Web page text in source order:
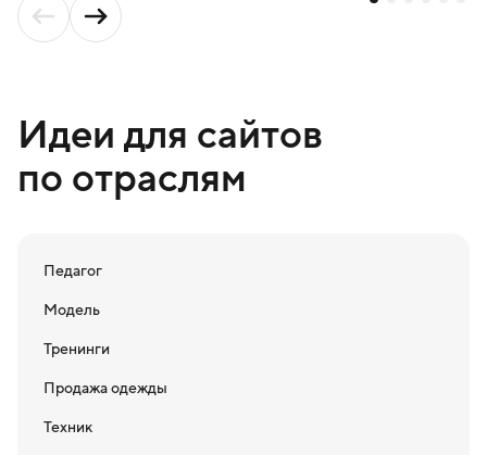
Идеи для сайтов
по отраслям
Педагог
Модель
Тренинги
Продажа одежды
Техник